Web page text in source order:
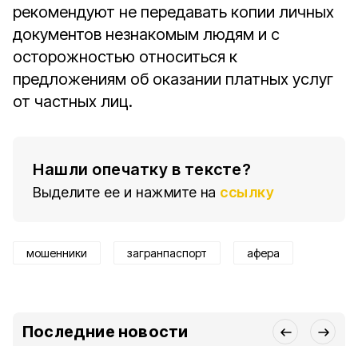
рекомендуют не передавать копии личных
документов незнакомым людям и с
осторожностью относиться к
предложениям об оказании платных услуг
от частных лиц.
Нашли опечатку в тексте?
Выделите ее и нажмите на ссылку
мошенники загранпаспорт афера
Последние новости